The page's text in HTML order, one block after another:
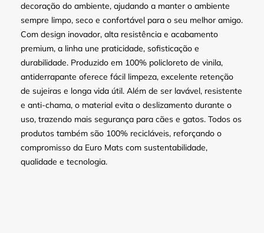
decoração do ambiente, ajudando a manter o ambiente
sempre limpo, seco e confortável para o seu melhor amigo.
Com design inovador, alta resistência e acabamento
premium, a linha une praticidade, sofisticação e
durabilidade. Produzido em 100% policloreto de vinila,
antiderrapante oferece fácil limpeza, excelente retenção
de sujeiras e longa vida útil. Além de ser lavável, resistente
e anti-chama, o material evita o deslizamento durante o
uso, trazendo mais segurança para cães e gatos. Todos os
produtos também são 100% recicláveis, reforçando o
compromisso da Euro Mats com sustentabilidade,
qualidade e tecnologia.